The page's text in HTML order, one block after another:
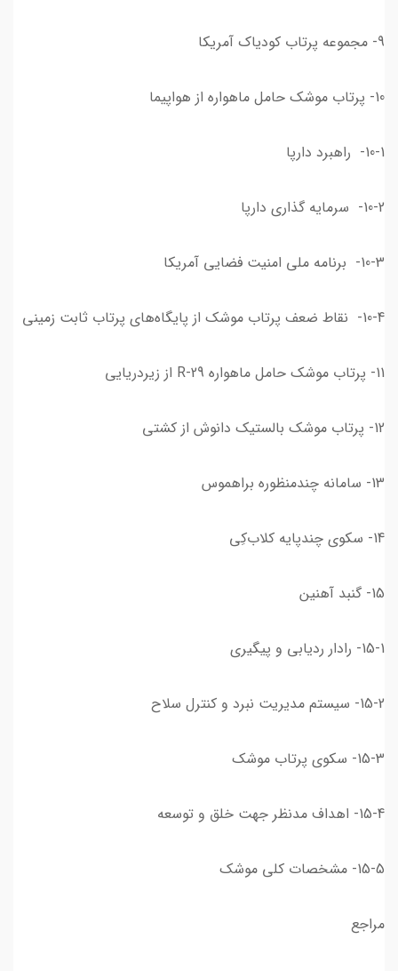
9- مجموعه پرتاب کودیاک آمریکا
10- پرتاب موشک حامل ‌ماهواره از هواپیما
10-1- راهبرد دارپا
10-2- سرمایه گذاری دارپا
10-3- برنامه ملی امنیت فضایی آمریکا
10-4- نقاط ضعف پرتاب‌ موشک از پایگاه‌های پرتاب ثابت زمینی
11- پرتاب موشک حامل ماهواره R-29 از زیردریایی
12- پرتاب موشک بالستیک دانوش از کشتی
13- سامانه چندمنظوره براهموس
14- سکوی چندپایه کلاب‌کِی
15- گنبد آهنین
15-1- رادار ردیابی و پیگیری
15-2- سیستم مدیریت نبرد و کنترل سلاح
15-3- سکوی پرتاب موشک
15-4- اهداف مدنظر جهت خلق و توسعه
15-5- مشخصات کلی موشک
مراجع